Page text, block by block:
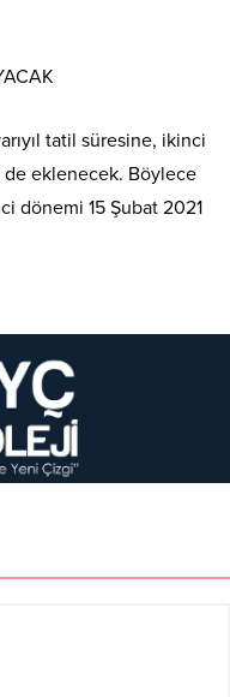
tatil süresine, ikinci
de eklenecek. Böylece
dönemi 15 Şubat 2021